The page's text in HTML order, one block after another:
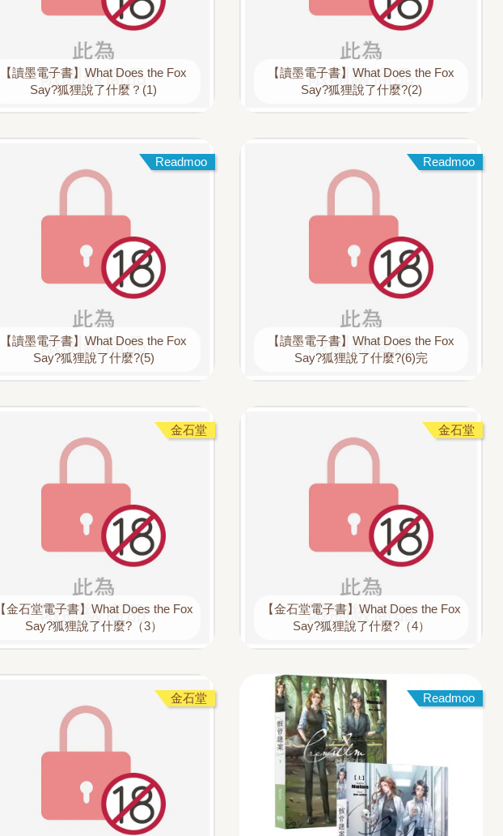
【讀墨電子書】What Does the Fox
Say?狐狸說了什麼？(1)
【讀墨電子書】What Does the Fox
Say?狐狸說了什麼?(2)
Readmoo
【讀墨電子書】What Does the Fox
Say?狐狸說了什麼?(5)
Readmoo
【讀墨電子書】What Does the Fox
Say?狐狸說了什麼?(6)完
金石堂
【金石堂電子書】What Does the Fox
Say?狐狸說了什麼?（3）
金石堂
【金石堂電子書】What Does the Fox
Say?狐狸說了什麼?（4）
金石堂 Readmoo